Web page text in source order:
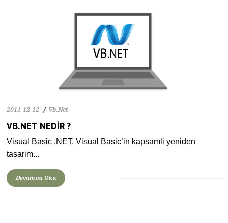
2011-12-12 Vb.Net
VB.NET NEDIR ?
Visual Basic .NET, Visual Basic’in kapsamli yeniden
tasarim...
Devamını Oku